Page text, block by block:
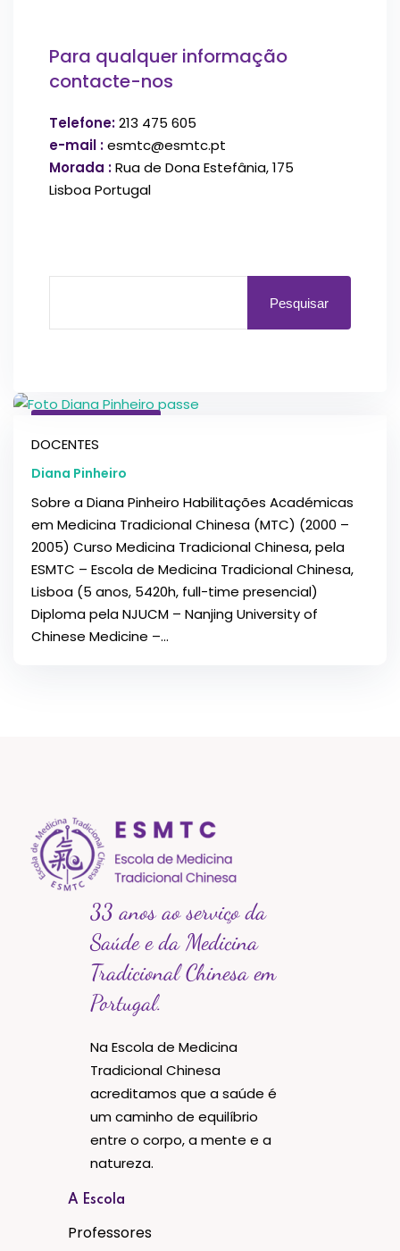
DOCENTES
Diana Pinheiro
Sobre a Diana Pinheiro Habilitações Académicas
em Medicina Tradicional Chinesa (MTC) (2000 –
2005) Curso Medicina Tradicional Chinesa, pela
ESMTC – Escola de Medicina Tradicional Chinesa,
Lisboa (5 anos, 5420h, full-time presencial)
Diploma pela NJUCM – Nanjing University of
Chinese Medicine –...
Para qualquer informação
contacte-nos
Telefone:213 475 605
e-mail :esmtc@esmtc.pt
Morada :Rua de Dona Estefânia, 175
Lisboa Portugal
Pesquisar
33 anos ao serviço da
Saúde e da Medicina
Tradicional Chinesa em
Portugal.
Na Escola de Medicina
Tradicional Chinesa
acreditamos que a saúde é
um caminho de equilíbrio
entre o corpo, a mente e a
natureza.
A Escola
Professores